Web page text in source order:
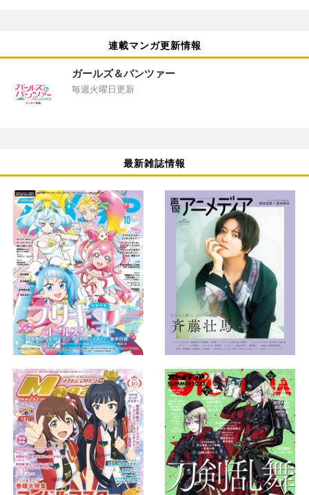
連載マンガ更新情報
ガールズ＆パンツァー
毎週火曜日更新
最新雑誌情報